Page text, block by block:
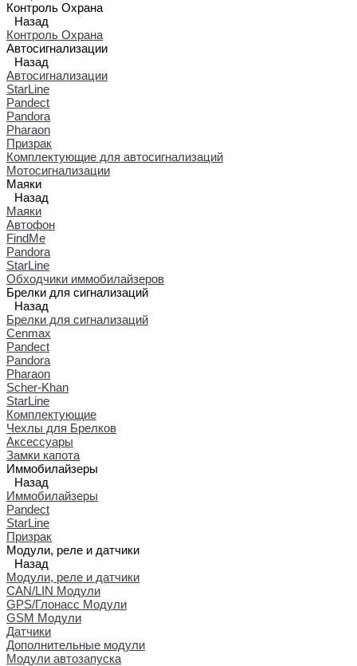
Контроль Охрана
Назад
Контроль Охрана
Автосигнализации
Назад
Автосигнализации
StarLine
Pandect
Pandora
Pharaon
Призрак
Комплектующие для автосигнализаций
Мотосигнализации
Маяки
Назад
Маяки
Автофон
FindMe
Pandora
StarLine
Обходчики иммобилайзеров
Брелки для сигнализаций
Назад
Брелки для сигнализаций
Cenmax
Pandect
Pandora
Pharaon
Scher-Khan
StarLine
Комплектующие
Чехлы для Брелков
Аксессуары
Замки капота
Иммобилайзеры
Назад
Иммобилайзеры
Pandect
StarLine
Призрак
Модули, реле и датчики
Назад
Модули, реле и датчики
CAN/LIN Модули
GPS/Глонасс Модули
GSM Модули
Датчики
Дополнительные модули
Модули автозапуска